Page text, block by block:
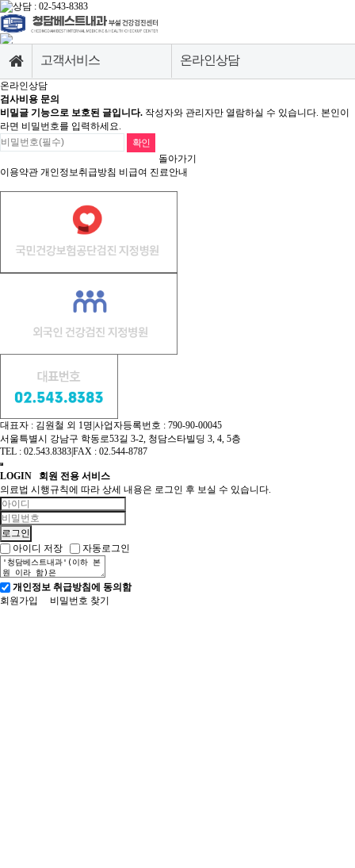
고객서비스
병원소개
종합건강검진센터
영상의학센터
내과질환센터
고객서비스
온라인상담
검진유의사항
온라인상담
검사비용 문의
비밀글 기능으로 보호된 글입니다. 작성자와 관리자만 열람하실 수 있습니다. 본인이
라면 비밀번호를 입력하세요.
돌아가기
이용약관 개인정보취급방침 비급여 진료안내
대표자 : 김원철 외 1명|사업자등록번호 : 790-90-00045
서울특별시 강남구 학동로53길 3-2, 청담스타빌딩 3, 4, 5층
TEL : 02.543.8383|FAX : 02.544-8787
LOGIN 회원 전용 서비스
의료법 시행규칙에 따라 상세 내용은 로그인 후 보실 수 있습니다.
아이디 저장 자동로그인
개인정보 취급방침에 동의함
회원가입
비밀번호 찾기